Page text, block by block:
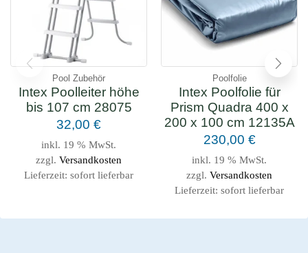
Pool Zubehör
Intex Poolleiter höhe
bis 107 cm 28075
32,00 €
inkl. 19 % MwSt.
zzgl. Versandkosten
Lieferzeit: sofort lieferbar
Poolfolie
Intex Poolfolie für
Prism Quadra 400 x
200 x 100 cm 12135A
230,00 €
inkl. 19 % MwSt.
zzgl. Versandkosten
Lieferzeit: sofort lieferbar